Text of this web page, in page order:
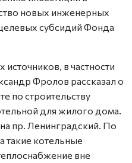
новых инженерных
субсидий Фонда
источников, в частности
Фролов рассказал о
по строительству
для жилого дома.
пр. Ленинградский. По
такие котельные
вне